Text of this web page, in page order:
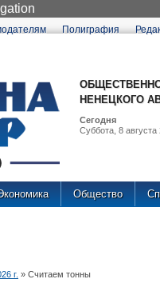
Полиграфия
НЕНЕЦКОГО
Сегодня
Суббота, 8 августа
Общество
г. » Считаем тонны